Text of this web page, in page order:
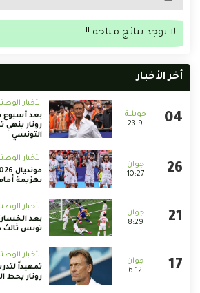
لا توجد نتائج متاحة !!
أخر الأخبار
23:9
الأخبار
بعد أسبوع
رونار ينهي
التونسي
10:27
الأخبار
بهزيمة
8:29
الأخبار
بعد
تونس ثالث
6:12
الأخبار
تمهيداً
رونار يحط